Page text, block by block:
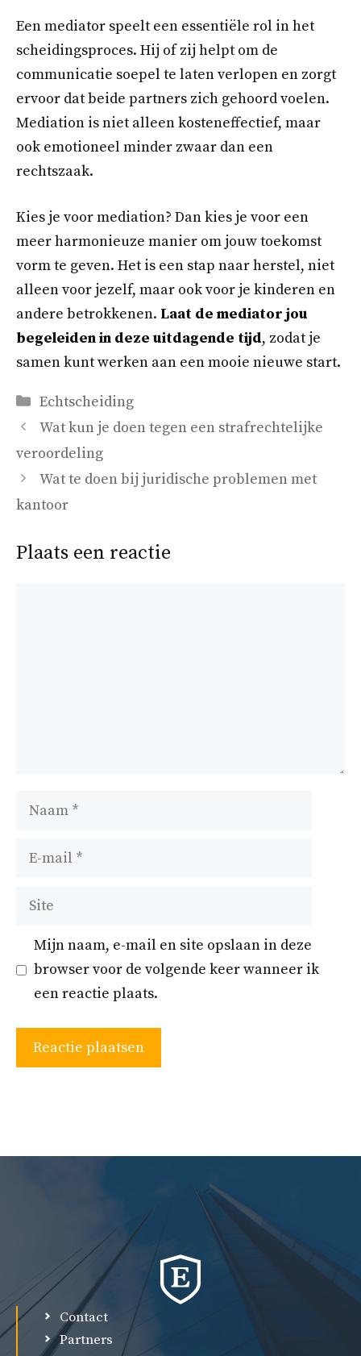
Een mediator speelt een essentiële rol in het
scheidingsproces. Hij of zij helpt om de
communicatie soepel te laten verlopen en zorgt
ervoor dat beide partners zich gehoord voelen.
Mediation is niet alleen kosteneffectief, maar
ook emotioneel minder zwaar dan een
rechtszaak.
Kies je voor mediation? Dan kies je voor een
meer harmonieuze manier om jouw toekomst
vorm te geven. Het is een stap naar herstel, niet
alleen voor jezelf, maar ook voor je kinderen en
andere betrokkenen. Laat de mediator jou
begeleiden in deze uitdagende tijd, zodat je
samen kunt werken aan een mooie nieuwe start.
Categorieën
Echtscheiding
Wat kun je doen tegen een strafrechtelijke
veroordeling
Wat te doen bij juridische problemen met
kantoor
Plaats een reactie
Naam
Site
Mijn naam, e-mail en site opslaan in deze
browser voor de volgende keer wanneer ik
een reactie plaats.
Contact
Partners